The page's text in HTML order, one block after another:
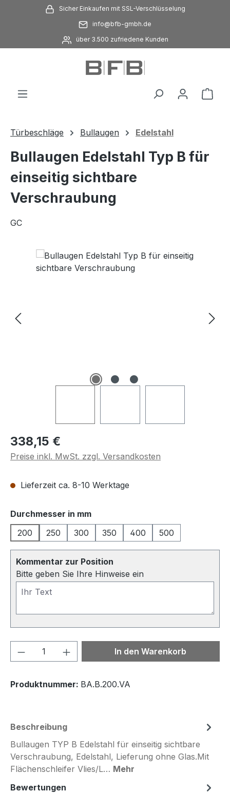
Zum Hauptinhalt springenSicher Einkaufen mit SSL-Verschlüsselung
info@bfb-gmbh.de
über 3.500 zufriedene Kunden
Türbeschläge Bullaugen Edelstahl
Bullaugen Edelstahl Typ B für
einseitig sichtbare
Verschraubung
GC
Regulärer Preis:
338,15 €
Preise inkl. MwSt. zzgl. Versandkosten
Lieferzeit ca. 8-10 Werktage
Durchmesser in mmauswählen
200
250 300 350 400 500
Kommentar zur Position
Bitte geben Sie Ihre Hinweise ein
Produkt Anzahl: Gib denIn den Warenkorb
Produktnummer: BA.B.200.VA
Beschreibung
Bullaugen TYP B Edelstahl für einseitig sichtbare
Verschraubung, Edelstahl, Lieferung ohne Glas.Mit
Flächenschleifer Vlies/L… Mehr
Bewertungen